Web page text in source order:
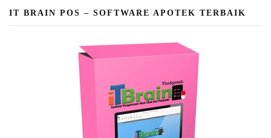
IT BRAIN POS – SOFTWARE APOTEK TERBAIK